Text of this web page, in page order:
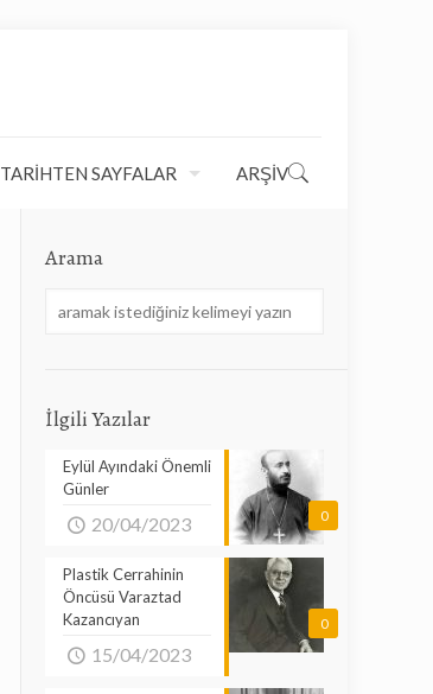
TARİHTEN SAYFALAR ARŞİV
Arama
İlgili Yazılar
0
Eylül Ayındaki Önemli
Günler
20/04/2023
0
Plastik Cerrahinin
Öncüsü Varaztad
Kazancıyan
15/04/2023